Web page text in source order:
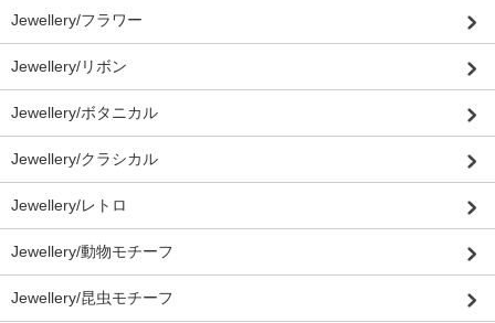
Jewellery/フラワー
Jewellery/リボン
Jewellery/ボタニカル
Jewellery/クラシカル
Jewellery/レトロ
Jewellery/動物モチーフ
Jewellery/昆虫モチーフ